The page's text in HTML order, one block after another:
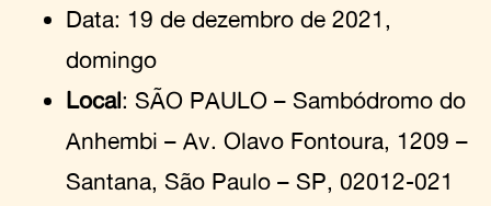
Data: 19 de dezembro de 2021,
domingo
Local: SÃO PAULO – Sambódromo do
Anhembi – Av. Olavo Fontoura, 1209 –
Santana, São Paulo – SP, 02012-021